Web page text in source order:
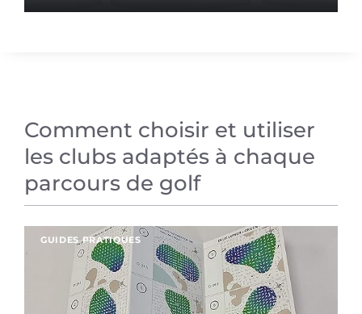
Comment choisir et utiliser
les clubs adaptés à chaque
parcours de golf
GUIDES PRATIQUES